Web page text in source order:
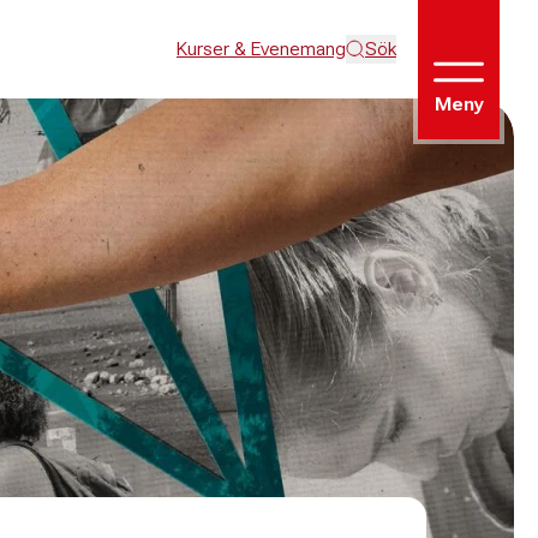
Kurser & Evenemang Sök
Meny